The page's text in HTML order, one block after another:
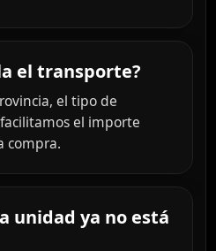
el transporte?
el tipo de
el importe
compra.
unidad ya no está